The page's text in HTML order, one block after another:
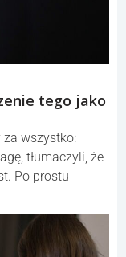
tego jako
za wszystko:
tłumaczyli, że
Po prostu